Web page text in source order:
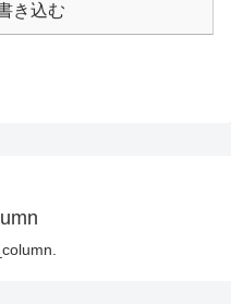
き込む